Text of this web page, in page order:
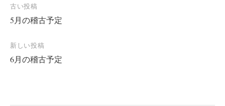
投
稿
ナ
ビ
ゲ
古い投稿
5月の稽古予定
新しい投稿
6月の稽古予定